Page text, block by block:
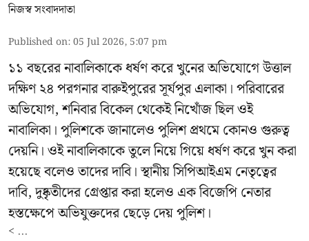
নিজস্ব সংবাদদাতা
Published on:05 Jul 2026, 5:07 pm
১১ বছরের নাবালিকাকে ধর্ষণ করে খুনের অভিযোগে উত্তাল
দক্ষিণ ২৪ পরগনার বারুইপুরের সূর্যপুর এলাকা। পরিবারের
অভিযোগ, শনিবার বিকেল থেকেই নিখোঁজ ছিল ওই
নাবালিকা। পুলিশকে জানালেও পুলিশ প্রথমে কোনও গুরুত্ব
দেয়নি। ওই নাবালিকাকে তুলে নিয়ে গিয়ে ধর্ষণ করে খুন করা
হয়েছে বলেও তাদের দাবি। স্থানীয় সিপিআইএম নেতৃত্বের
দাবি, দুষ্কৃতীদের গ্রেপ্তার করা হলেও এক বিজেপি নেতার
হস্তক্ষেপে অভিযুক্তদের ছেড়ে দেয় পুলিশ।
< ...